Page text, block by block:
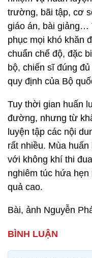
trường, bãi tập, cơ
giáo án, bài giảng…
phục mọi khó khăn
chuẩn chế độ, đặc
bộ, chiến sĩ đúng
quy định của Bộ
Tuy thời gian huấn
đường, nhưng từ
luyện tập các nội
rất nhiều. Mùa
với không khí thi
nghiêm túc hứa
quả cao.
Bài, ảnh Nguyễn